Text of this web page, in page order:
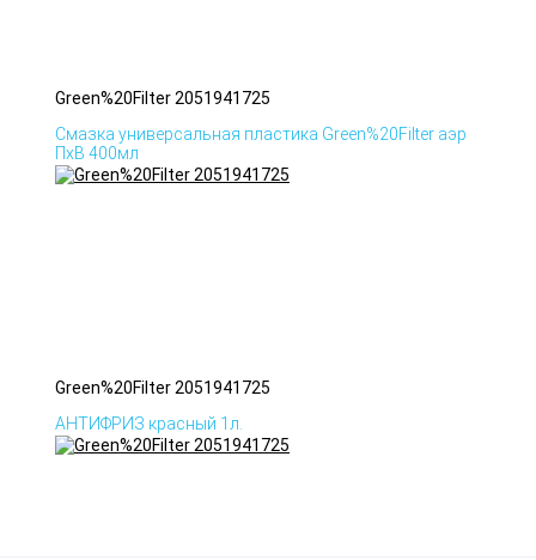
Green%20Filter 2051941725
Смазка универсальная пластика Green%20Filter аэр
ПхВ 400мл
Green%20Filter 2051941725
АНТИФРИЗ красный 1л.